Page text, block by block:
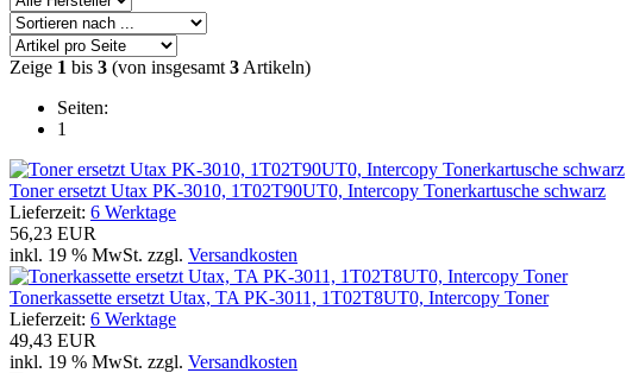
Zeige 1 bis 3 (von insgesamt 3 Artikeln)
Seiten:
1
Toner ersetzt Utax PK-3010, 1T02T90UT0, Intercopy Tonerkartusche schwarz
Lieferzeit: 6 Werktage
56,23 EUR
inkl. 19 % MwSt. zzgl. Versandkosten
Tonerkassette ersetzt Utax, TA PK-3011, 1T02T8UT0, Intercopy Toner
Lieferzeit: 6 Werktage
49,43 EUR
inkl. 19 % MwSt. zzgl. Versandkosten